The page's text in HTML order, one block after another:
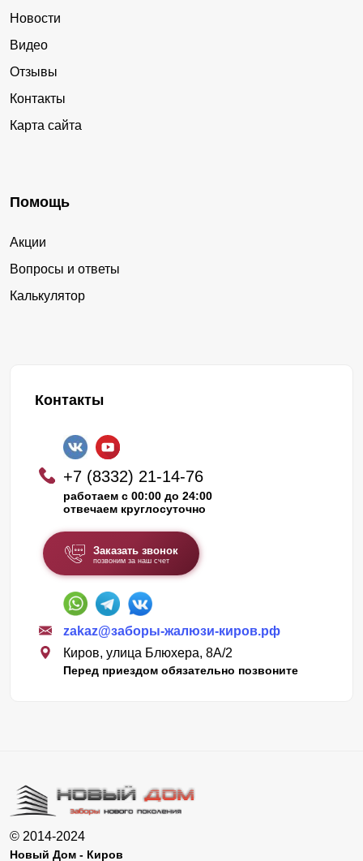
Новости
Видео
Отзывы
Контакты
Карта сайта
Помощь
Акции
Вопросы и ответы
Калькулятор
Контакты
+7 (8332) 21-14-76
работаем с 00:00 до 24:00
отвечаем круглосуточно
Заказать звонок
позвоним за наш счет
zakaz@заборы-жалюзи-киров.рф
Киров, улица Блюхера, 8А/2
Перед приездом обязательно позвоните
© 2014-2024
Новый Дом - Киров